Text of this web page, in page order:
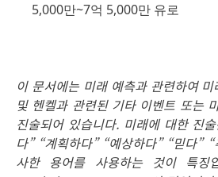
5,000만~7억 5,000만 유로
이 문서에는 미래 예측과 관련하여
및 헨켈과 관련된 기타 이벤트 또는
진술되어 있습니다. 미래에 대한 진
다” “계획하다” “예상하다” “믿다”
사한 용어를 사용하는 것이 특징